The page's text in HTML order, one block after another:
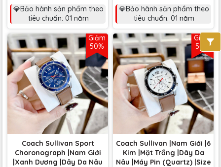
💎Bảo hành sản phẩm theo
tiêu chuẩn: 01 năm
💎Bảo hành sản phẩm theo
tiêu chuẩn: 01 năm
Giảm
50%
Coach Sullivan Sport
Choronograph |Nam Giới
|Xanh Dương |Dây Da Nâu
Giảm
50%
Coach Sullivan |Nam Giới |6
Kim |Mặt Trắng |Dây Da
Nâu |Máy Pin (Quartz) |Size